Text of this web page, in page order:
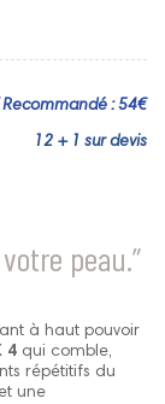
Recommandé : 54€
12 + 1 sur devis
peau.”
à haut pouvoir
4 qui comble,
répétitifs du
une